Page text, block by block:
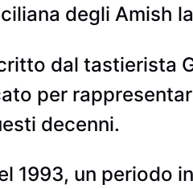
degli Amish
dal tastierista
per
decenni.
1993, un periodo